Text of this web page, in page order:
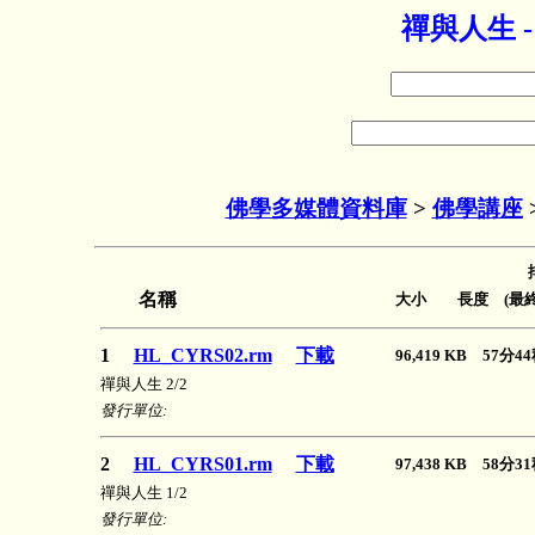
禪與人生
佛學多媒體資料庫> 佛學講座
名稱 大小 長度 (最終
1 HL_CYRS02.rm 下載
96,419 KB 57分
禪與人生 2/2
發行單位:
2 HL_CYRS01.rm 下載
97,438 KB 58分
禪與人生 1/2
發行單位: